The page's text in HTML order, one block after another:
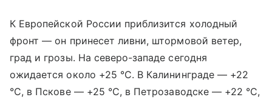
К Европейской России приблизится холодный
фронт — он принесет ливни, штормовой ветер,
град и грозы. На северо-западе сегодня
ожидается около +25 °С. В Калининграде — +22
°С, в Пскове — +25 °С, в Петрозаводске — +22 °С,